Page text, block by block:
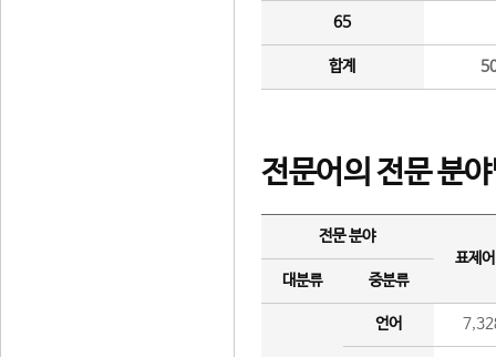
65
합계
전문어의 전문 분
전문 분야
표제
대분류
중분류
언어